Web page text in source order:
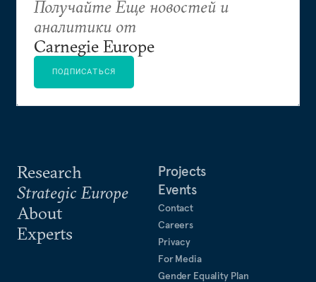
Research
Strategic Europe
About
Experts
Projects
Events
Contact
Careers
Privacy
For Media
Gender Equality Plan
Получайте Еще новостей и
аналитики от
Carnegie Europe
ПОДПИСАТЬСЯ